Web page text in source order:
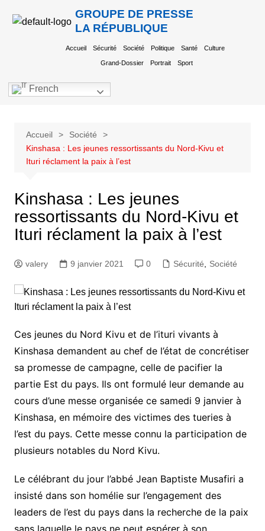
GROUPE DE PRESSE
LA RÉPUBLIQUE
Accueil Sécurité Société Politique Santé Culture
Grand-Dossier Portrait Sport
French
Accueil
Société
Kinshasa : Les jeunes ressortissants du Nord-Kivu et
Ituri réclament la paix à l’est
Kinshasa : Les jeunes
ressortissants du Nord-Kivu et
Ituri réclament la paix à l’est
valery 9 janvier 2021 0 Sécurité Société
Ces jeunes du Nord Kivu et de l’ituri vivants à
Kinshasa demandent au chef de l’état de concrétiser
sa promesse de campagne, celle de pacifier la
partie Est du pays. Ils ont formulé leur demande au
cours d’une messe organisée ce samedi 9 janvier à
Kinshasa, en mémoire des victimes des tueries à
l’est du pays. Cette messe connu la participation de
plusieurs notables du Nord Kivu.
Le célébrant du jour l’abbé Jean Baptiste Musafiri a
insisté dans son homélie sur l’engagement des
leaders de l’est du pays dans la recherche de la paix
sans laquelle le pays ne peut espérer à son